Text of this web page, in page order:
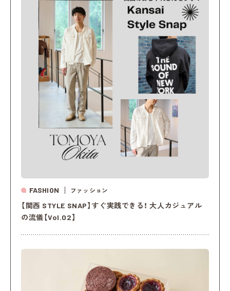
FASHION ファッション
【関西 STYLE SNAP】すぐ実践できる！ 大人カジュアル
の流儀【Vol.02】